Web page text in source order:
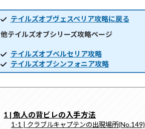
新
日
時
テイルズオブヴェスペリア攻略に戻る
他テイルズオブシリーズ攻略ページ
テイルズオブベルセリア攻略
テイルズオブシンフォニア攻略
1 | 魚人の背ビレの入手方法
1-1 | クラブルキャプテンの出現場所(No.149)